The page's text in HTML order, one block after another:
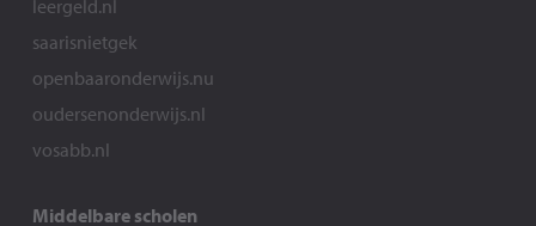
leergeld.nl
saarisnietgek
openbaaronderwijs.nu
oudersenonderwijs.nl
vosabb.nl
Middelbare scholen